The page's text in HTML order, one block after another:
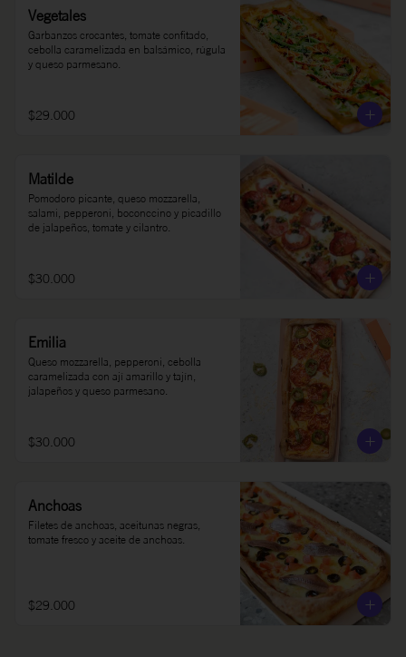
Vegetales
Garbanzos crocantes, tomate confitado,
cebolla caramelizada en balsámico, rúgula
y queso parmesano.
$29.000
Matilde
Pomodoro picante, queso mozzarella,
salami, pepperoni, boconccino y picadillo
de jalapeños, tomate y cilantro.
$30.000
Emilia
Queso mozzarella, pepperoni, cebolla
caramelizada con ají amarillo y tajín,
jalapeños y queso parmesano.
$30.000
Anchoas
Filetes de anchoas, aceitunas negras,
tomate fresco y aceite de anchoas.
$29.000